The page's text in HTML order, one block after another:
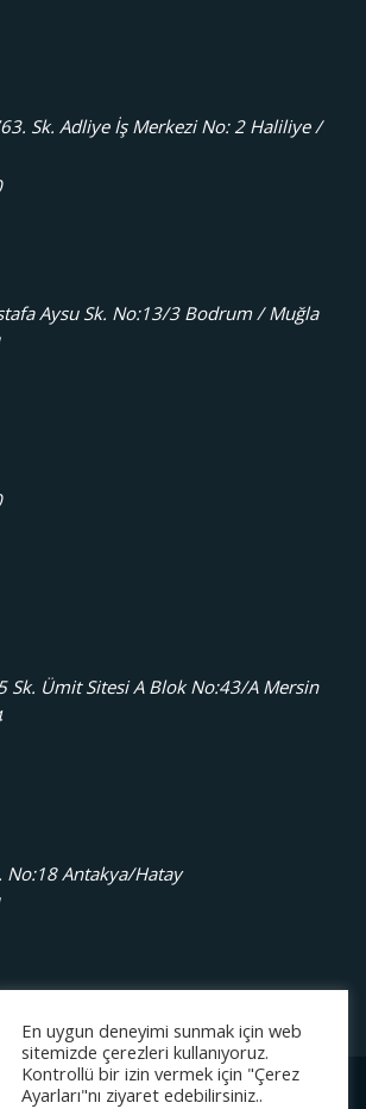
Sk. Adliye İş Merkezi No: 2 Haliliye /
Aysu Sk. No:13/3 Bodrum / Muğla
Sk. Ümit Sitesi A Blok No:43/A Mersin
No:18 Antakya/Hatay
Yurtdışı Eğitim Danışmanlığı Ltd. Şti.
En uygun deneyimi sunmak için web
sitemizde çerezleri kullanıyoruz.
Kontrollü bir izin vermek için "Çerez
Ayarları"nı ziyaret edebilirsiniz..